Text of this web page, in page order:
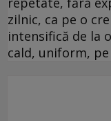
zilnic, ca pe o
intensifică de la
cald, uniform,